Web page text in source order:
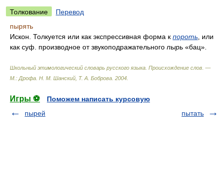
Толкование
Перевод
пырять
Искон. Толкуется или как экспрессивная форма к пороть , или
как суф. производное от звукоподражательного пырь «бац».
Школьный этимологический словарь русского языка. Происхождение слов. —
М.: Дрофа Н. М. Шанский, Т. А. Боброва 2004
Игры ⚽
Поможем написать курсовую
пырей
пытать